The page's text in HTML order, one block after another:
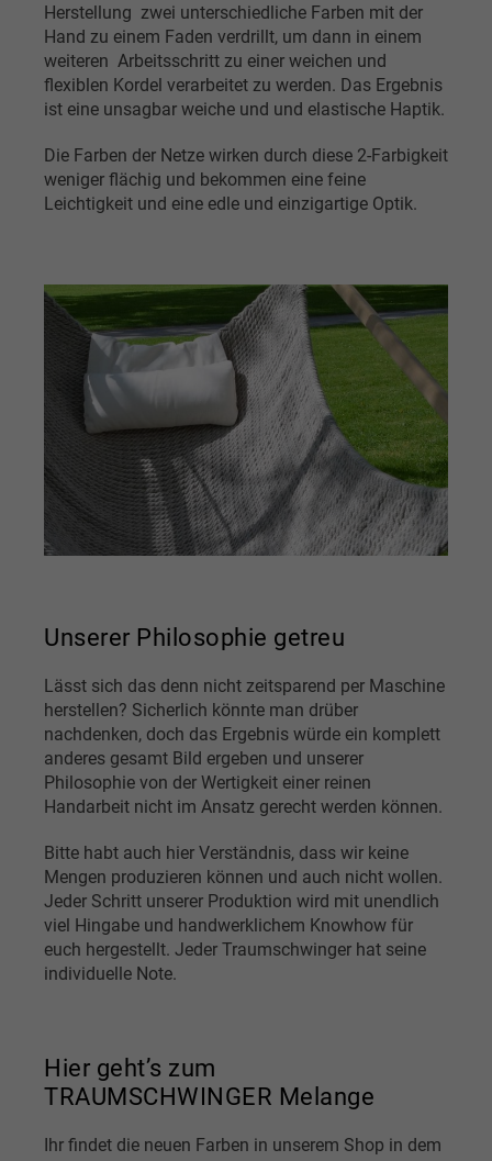
Herstellung zwei unterschiedliche Farben mit der
Hand zu einem Faden verdrillt, um dann in einem
weiteren Arbeitsschritt zu einer weichen und
flexiblen Kordel verarbeitet zu werden. Das Ergebnis
ist eine unsagbar weiche und und elastische Haptik.
Die Farben der Netze wirken durch diese 2-Farbigkeit
weniger flächig und bekommen eine feine
Leichtigkeit und eine edle und einzigartige Optik.
Unserer Philosophie getreu
Lässt sich das denn nicht zeitsparend per Maschine
herstellen? Sicherlich könnte man drüber
nachdenken, doch das Ergebnis würde ein komplett
anderes gesamt Bild ergeben und unserer
Philosophie von der Wertigkeit einer reinen
Handarbeit nicht im Ansatz gerecht werden können.
Bitte habt auch hier Verständnis, dass wir keine
Mengen produzieren können und auch nicht wollen.
Jeder Schritt unserer Produktion wird mit unendlich
viel Hingabe und handwerklichem Knowhow für
euch hergestellt. Jeder Traumschwinger hat seine
individuelle Note.
Hier geht’s zum
TRAUMSCHWINGER Melange
Ihr findet die neuen Farben in unserem Shop in dem